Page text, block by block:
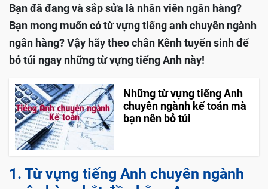
Bạn đã đang và sắp sửa là nhân viên ngân hàng?
Bạn mong muốn có từ vựng tiếng anh chuyên ngành
ngân hàng? Vậy hãy theo chân Kênh tuyển sinh để
bỏ túi ngay những từ vựng tiếng Anh này!
Những từ vựng tiếng Anh
chuyên ngành kế toán mà
bạn nên bỏ túi
1. Từ vựng tiếng Anh chuyên ngành